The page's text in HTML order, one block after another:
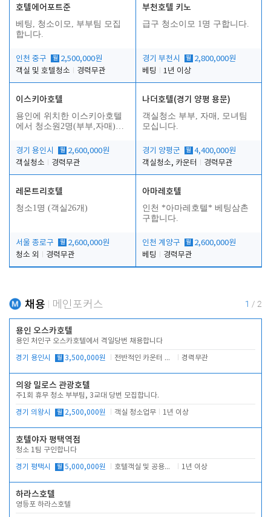
호텔에어포트준
베팅, 청소이모, 부부팀 모집
합니다.
인천 중구 월 2,500,000원
객실 및 호텔청소
경력무관
부천호텔 키노
급구 청소이모 1명 구합니다.
경기 부천시 월 2,800,000원
베팅
1년 이상
이스키아호텔
용인에 위치한 이스키아호텔
에서 청소원2명(부부,자매)을
경기 용인시
월 2,600,000원
객실청소
경력무관
나더호텔(경기 양평 용문)
객실청소 부부, 자매, 모녀팀
모십니다.
경기 양평군 월 4,400,000원
객실청소, 카운터
경력무관
레몬트리호텔
청소1명 (객실26개)
서울 종로구 월 2,600,000원
청소 외
경력무관
아마레호텔
인천 *아마레호텔* 베팅삼촌
구합니다.
인천 계양구 월 2,600,000원
베팅
경력무관
채용 메인포커스 1 / 2
용인 오스카호텔
용인 처인구 오스카호텔에서 격일당번 채용합니다
경기 용인시 월 3,500,000원 전반적인 카운터 업무 경력무관
의왕 밀로스 관광호텔
주1회 휴무 청소 부부팀, 3교대 당번 모집합니다.
경기 의왕시 월 2,500,000원 객실 청소업무 1년 이상
호텔야자 평택역점
청소 1팀 구인합니다
경기 평택시 월 5,000,000원 호텔객실 및 공용시설 청소 관리 1년 이상
하라스호텔
영등포 하라스호텔